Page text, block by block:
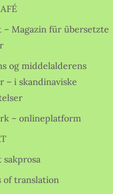
– Magazin für übersetzte
og middelalderens
– i skandinaviske
– onlineplatform
sakprosa
of translation